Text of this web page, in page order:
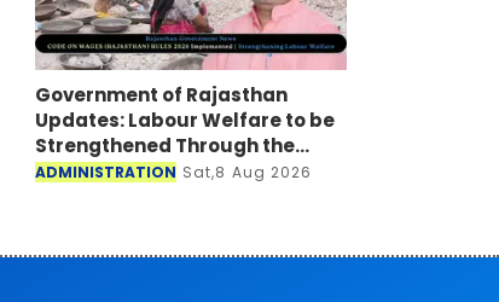
Government of Rajasthan
Updates: Labour Welfare to be
Strengthened Through the
Code Of Wages (Rajasthan)
ADMINISTRATION Sat,8 Aug 2026